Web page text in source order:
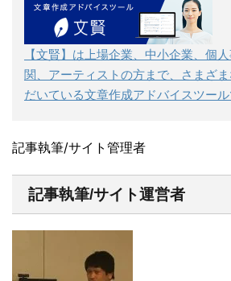
【文賢】は上場企業、中小企業、個
関、アーティストの方まで、さまざ
だいている文章作成アドバイスツー
記事執筆/サイト管理者
記事執筆/サイト運営者